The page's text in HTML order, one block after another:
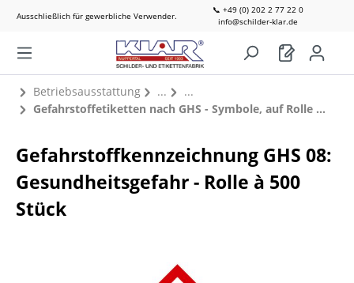
Ausschließlich für gewerbliche Verwender.
📞 +49 (0) 202 2 77 22 0
info@schilder-klar.de
Betriebsausstattung
Gefahrstoffetiketten nach GHS - Symbole, auf Rolle à 500 Stück
Gefahrstoffkennzeichnung GHS 08:
Gesundheitsgefahr - Rolle à 500
Stück